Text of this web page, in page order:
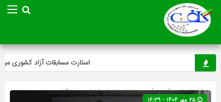
استارت مسابقات آزاد کشوری
صفحه اصلی» گروه »آخرین اخبار»اخبار»اخبار ویژه»گلف»ویژه